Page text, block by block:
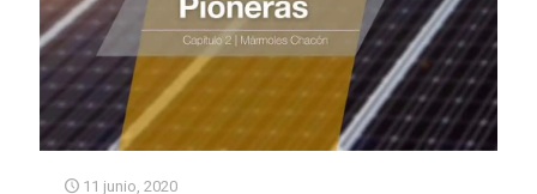
11 junio, 2020